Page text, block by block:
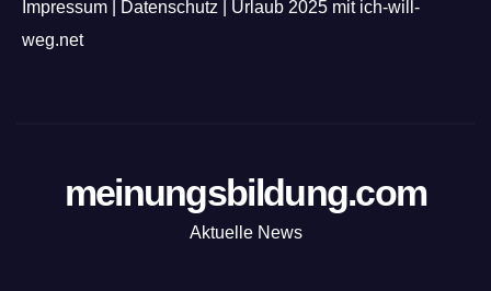
Impressum Datenschutz
Urlaub 2025 mit ich-will-
weg.net
meinungsbildung.com
Aktuelle News